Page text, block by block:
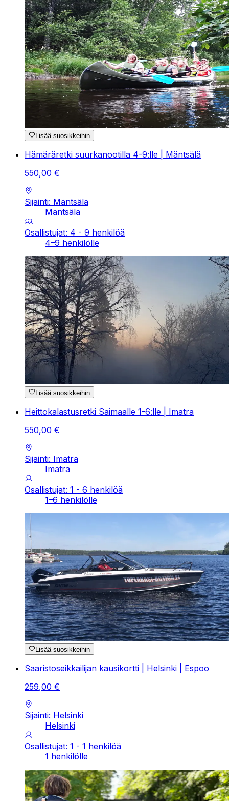
Lisää suosikkeihin
Hämäräretki suurkanootilla 4-9:lle | Mäntsälä
550,00 €
Sijainti: Mäntsälä
Mäntsälä
Osallistujat: 4 - 9 henkilöä
4–9 henkilölle
Lisää suosikkeihin
Heittokalastusretki Saimaalle 1-6:lle | Imatra
550,00 €
Sijainti: Imatra
Imatra
Osallistujat: 1 - 6 henkilöä
1–6 henkilölle
Lisää suosikkeihin
Saaristoseikkailijan kausikortti | Helsinki | Espoo
259,00 €
Sijainti: Helsinki
Helsinki
Osallistujat: 1 - 1 henkilöä
1 henkilölle